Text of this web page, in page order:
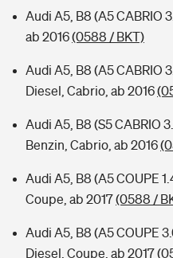
Audi A5, B8 (A5 CABRIO
ab 2016(0588 / BKT)
Audi A5, B8 (A5 CABRIO
Diesel, Cabrio, ab 2016
Audi A5, B8 (S5 CABRIO
Benzin, Cabrio, ab 2016
Audi A5, B8 (A5 COUPE
Coupe, ab 2017(0588 /
Audi A5, B8 (A5 COUPE
Diesel, Coupe, ab 2017